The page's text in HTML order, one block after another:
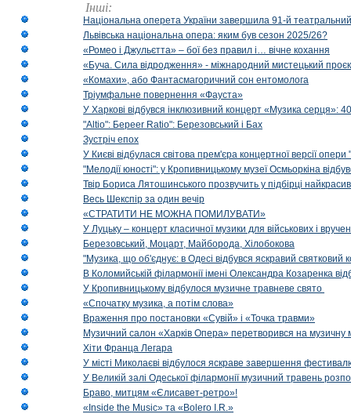
Інші:
Національна оперета України завершила 91-й
Львівська національна опера: яким був сезон 2025/26?
«Ромео і Джульєтта» – бої без правил і… вічне кохання
«Буча. Сила відродження» - міжнародний мистецький
«Комахи», або Фантасмагоричний сон ентомолога
Тріумфальне повернення «Фауста»
У Харкові відбувся інклюзивний концерт «Музика серця»:
"Altio": Береer Ratio": Березовський і Бах
Зустріч епох
У Києві відбулася світова прем'єра концертної версії
"Мелодії юності": у Кропивницькому музеї Осмьоркіна
Твір Бориса Лятошинського прозвучить у підбірці
Весь Шекспір за один вечір
«СТРАТИТИ НЕ МОЖНА ПОМИЛУВАТИ»
У Луцьку – концерт класичної музики для військових і
Березовський, Моцарт, Майборода, Хілобокова
"Музика, що об'єднує: в Одесі відбувся яскравий
В Коломийській філармонії імені Олександра Козаренка
У Кропивницькому відбулося музичне травневе свято
«Спочатку музика, а потім слова»
Враження про постановки «Сувій» і «Точка травми»
Музичний салон «Харків Опера» перетворився на музичну
Хіти Франца Легара
У місті Миколаєві відбулося яскраве завершення
У Великій залі Одеської філармонії музичний травень
Браво, митцям «Єлисавет-ретро»!
«Inside the Music» та «Bolero I.R.»